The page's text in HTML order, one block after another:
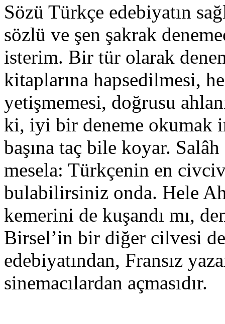
Sözü Türkçe edebiyatın
sözlü ve şen şakrak
isterim. Bir tür olarak
kitaplarına hapsedilmesi,
yetişmemesi, doğrusu
ki, iyi bir deneme okumak
başına taç bile koyar.
mesela: Türkçenin en
bulabilirsiniz onda. Hele
kemerini de kuşandı mı,
Birsel’in bir diğer cilvesi
edebiyatından, Fransız
sinemacılardan açmasıdır.